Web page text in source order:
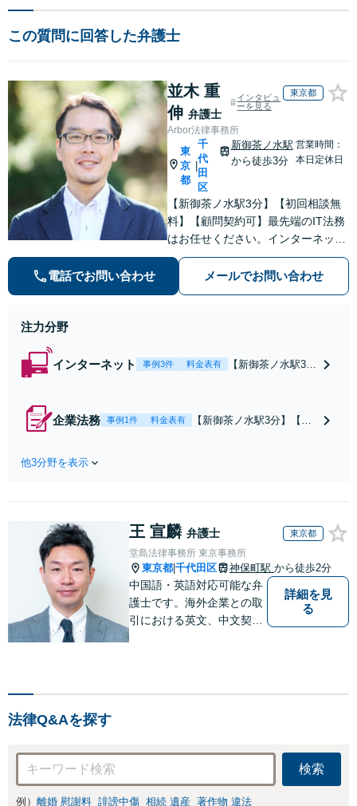
この質問に回答した弁護士
並木 重
伸 弁護士
インタビュ
ーを見る
東京都
Arbor法律事務所
東
京
都
千
代
田
区
新御茶ノ水駅
から徒歩3分
営業時間：
本日定休日
【新御茶ノ水駅3分】【初回相談無
料】【顧問契約可】最先端のIT法務
はお任せください。インターネット
社会の複雑な法的課題に対処し、ビ
ジネスの成長をサポート「クリエイ
ター・発信者の権利保護」契約書の
電話でお問い合わせ メールでお問い合わせ
注力分野
インターネット 事例3件 料金表有
【新御茶ノ水駅3
セーフティ協会パ
の権利保護の対応
企業法務 事例1件 料金表有
【新御茶ノ水駅3分】【初
さい。契約書の作成、知的
アンス体制の構築など、ビ
ジネスの基盤となる法的支
援を一手に引き受けます
他3分野を表示
王 宣麟 弁護士 東京都
堂島法律事務所 東京事務所
東京都 千代田区 神保町駅 から徒歩2分
中国語・英語対応可能な弁
護士です。海外企業との取
引における英文、中文契約
詳細を見
る
法律Q&Aを探す
検索
例） 離婚 慰謝料 誹謗中傷 相続 遺産 著作物 違法